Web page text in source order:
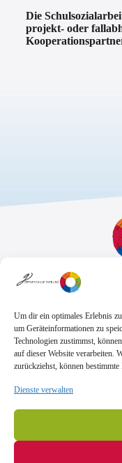
Um dir ein optimales Erlebnis
um Geräteinformationen zu
Technologien zustimmst,
auf dieser Website verarbeiten.
zurückziehst, können
Dienste verwalten
Die
projekt- oder
Sekretariat:
Freitag: 7.45 Uhr
E-Mail:
Fax
+49 6071 9888 50
Anschrift
Goetheschule
Kooperative
Goethestraße 10-